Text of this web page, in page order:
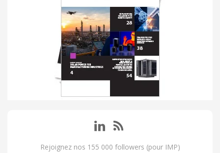
Rejoignez nos 155 000 followers (pour IMP)